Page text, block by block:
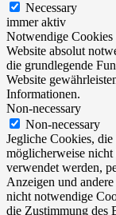
Necessary
immer aktiv
Notwendige
Website absolut
die grundlegende
Website
Informationen.
Non-necessary
Non-necessary
Jegliche Cookies,
möglicherweise nicht
verwendet werden,
Anzeigen und
nicht notwendige
die Zustimmung des